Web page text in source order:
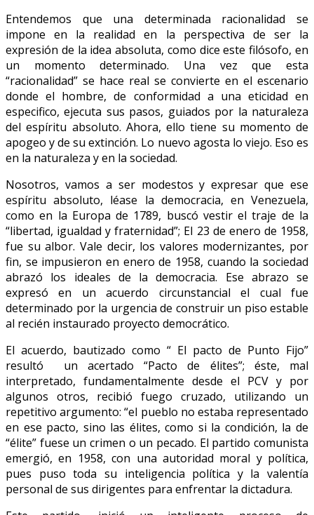
Entendemos que una determinada racionalidad se
impone en la realidad en la perspectiva de ser la
expresión de la idea absoluta, como dice este filósofo, en
un momento determinado. Una vez que esta
“racionalidad” se hace real se convierte en el escenario
donde el hombre, de conformidad a una eticidad en
especifico, ejecuta sus pasos, guiados por la naturaleza
del espíritu absoluto. Ahora, ello tiene su momento de
apogeo y de su extinción. Lo nuevo agosta lo viejo. Eso es
en la naturaleza y en la sociedad.
Nosotros, vamos a ser modestos y expresar que ese
espíritu absoluto, léase la democracia, en Venezuela,
como en la Europa de 1789, buscó vestir el traje de la
“libertad, igualdad y fraternidad”; El 23 de enero de 1958,
fue su albor. Vale decir, los valores modernizantes, por
fin, se impusieron en enero de 1958, cuando la sociedad
abrazó los ideales de la democracia. Ese abrazo se
expresó en un acuerdo circunstancial el cual fue
determinado por la urgencia de construir un piso estable
al recién instaurado proyecto democrático.
El acuerdo, bautizado como “ El pacto de Punto Fijo”
resultó un acertado “Pacto de élites”; éste, mal
interpretado, fundamentalmente desde el PCV y por
algunos otros, recibió fuego cruzado, utilizando un
repetitivo argumento: “el pueblo no estaba representado
en ese pacto, sino las élites, como si la condición, la de
“élite” fuese un crimen o un pecado. El partido comunista
emergió, en 1958, con una autoridad moral y política,
pues puso toda su inteligencia política y la valentía
personal de sus dirigentes para enfrentar la dictadura.